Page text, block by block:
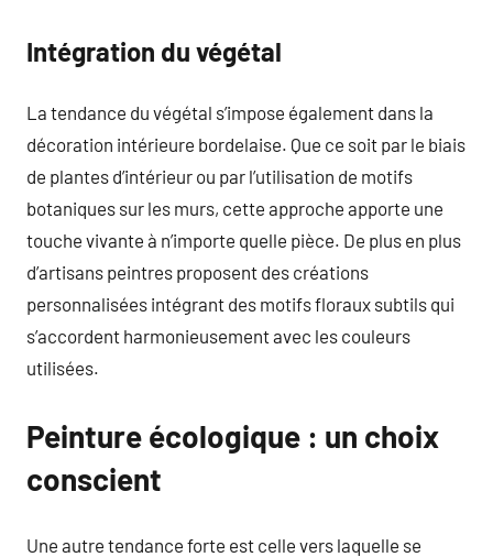
Intégration du végétal
La tendance du végétal s’impose également dans la
décoration intérieure bordelaise. Que ce soit par le biais
de plantes d’intérieur ou par l’utilisation de motifs
botaniques sur les murs, cette approche apporte une
touche vivante à n’importe quelle pièce. De plus en plus
d’artisans peintres proposent des créations
personnalisées intégrant des motifs floraux subtils qui
s’accordent harmonieusement avec les couleurs
utilisées.
Peinture écologique : un choix
conscient
Une autre tendance forte est celle vers laquelle se